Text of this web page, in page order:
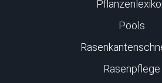
Pools
Rasenpflege